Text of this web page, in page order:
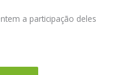
a participação deles